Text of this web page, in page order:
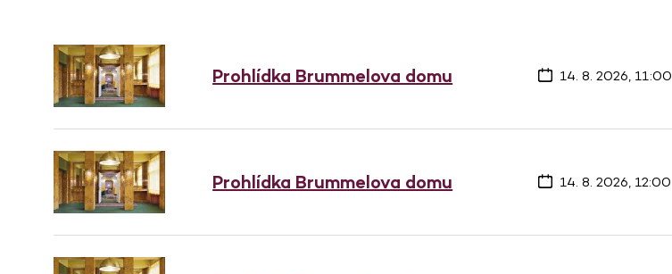
Prohlídka Brummelova domu 14. 8. 2026, 11:00
Prohlídka Brummelova domu 14. 8. 2026, 12:00